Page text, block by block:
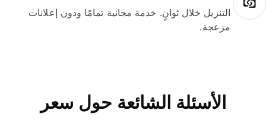
التنزيل خلال ثوانٍ. خدمة مجانية تمامًا ودون إعلانات
مزعجة.
الأسئلة الشائعة حول سعر